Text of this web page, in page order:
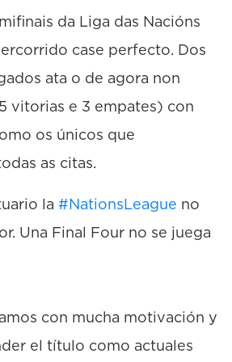
da Liga das Nacións
case perfecto. Dos
ata o de agora non
vitorias e 3 empates) con
os únicos que
as citas.
la #NationsLeague no
Una Final Four no se juega
con mucha motivación y
el título como actuales